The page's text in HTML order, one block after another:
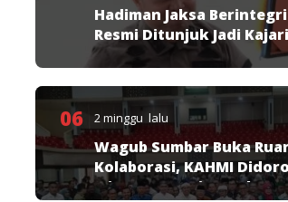
Hadiman Jaksa
Resmi Ditunjuk Jadi
06 2 minggu lalu
Wagub Sumbar Buka
Kolaborasi, KAHMI
Mitra Strategis